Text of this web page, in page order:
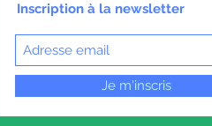
Inscription à la newsletter
Je m'inscris